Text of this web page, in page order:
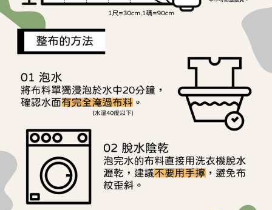
【注意事項】
１．透過由恩沛科技股份有限公司提供之「AFTEE先享後付」服務完成之交
易，需依本服務之必要範圍內提供個人資料，並將交易相關給付款項請求債
權轉讓予恩沛科技股份有限公司。
https://aftee.tw/terms/#terms3
３．未成年的使用者請事先徵得法定代理人或監護人之同意方可使用
「AFTEE先享後付」，若未經同意申辦者引起之損失，本公司不負相關責
任。
４．使用「AFTEE先享後付」時，將依據個別帳號之用戶狀況，依本公司即
時審查核予不同之上限額度；若仍有額度不足之情形，本公司將視審查結果
請求用戶進行身份認證。
５．嚴禁一人註冊多個帳號或使用他人資訊註冊。若發現惡意使用之情形，
恩沛科技股份有限公司將有權停止該用戶之使用額度並採取法律行動。